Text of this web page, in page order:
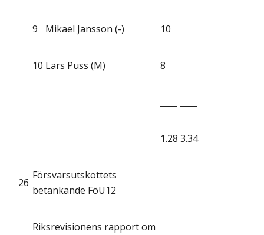
9 Mikael Jansson (-) 10
10 Lars Püss (M) 8
1.28 3.34
26
Försvarsutskottets
betänkande FöU12
Riksrevisionens rapport om